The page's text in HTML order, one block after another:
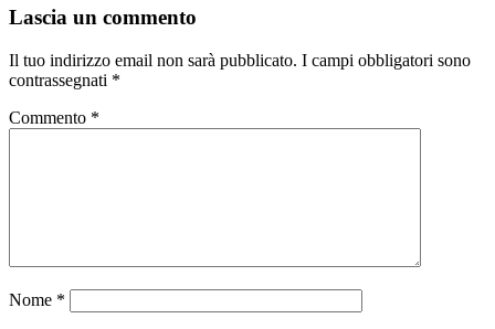
Lascia un commento
Il tuo indirizzo email non sarà pubblicato. I campi obbligatori sono
contrassegnati *
Commento *
Nome *